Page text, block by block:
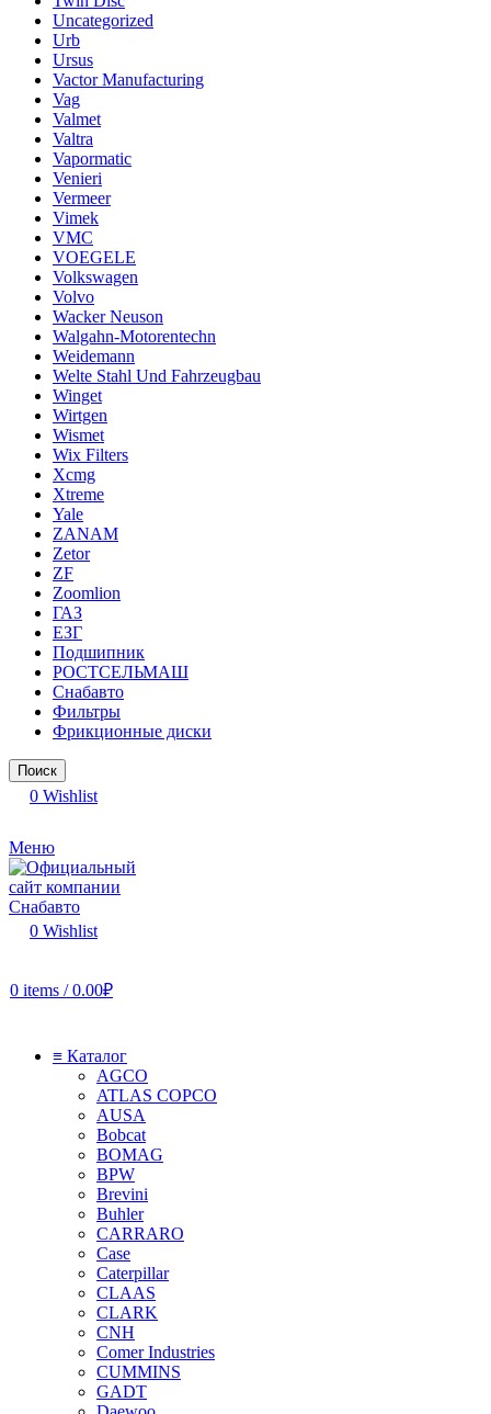
Uncategorized
Urb
Ursus
Vactor Manufacturing
Vag
Valmet
Valtra
Vapormatic
Venieri
Vermeer
Vimek
VMC
VOEGELE
Volkswagen
Volvo
Wacker Neuson
Walgahn-Motorentechn
Weidemann
Welte Stahl Und Fahrzeugbau
Winget
Wirtgen
Wismet
Wix Filters
Xcmg
Xtreme
Yale
ZANAM
Zetor
ZF
Zoomlion
ГАЗ
ЕЗГ
Подшипник
РОСТСЕЛЬМАШ
Снабавто
Фильтры
Фрикционные диски
Поиск
0 Wishlist
Меню
0 Wishlist
0 items / 0.00₽
≡ Каталог
AGCO
ATLAS COPCO
AUSA
Bobcat
BOMAG
BPW
Brevini
Buhler
CARRARO
Case
Caterpillar
CLAAS
CLARK
CNH
Comer Industries
CUMMINS
GADT